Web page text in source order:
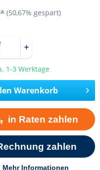
* (50,67% gespart)
1-3 Werktage
Warenkorb